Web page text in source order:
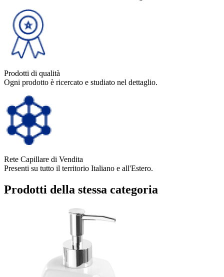
Prodotti di qualità
Ogni prodotto è ricercato e studiato nel dettaglio.
Rete Capillare di Vendita
Presenti su tutto il territorio Italiano e all'Estero.
Prodotti della stessa categoria